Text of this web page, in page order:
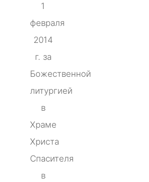
1
февраля
2014
г. за
Божественной
литургией
в
Храме
Христа
Спасителя
в